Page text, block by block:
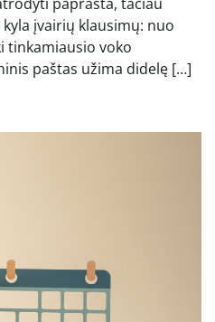
įvairių klausimų: nuo
tinkamiausio voko
paštas užima didelę […]